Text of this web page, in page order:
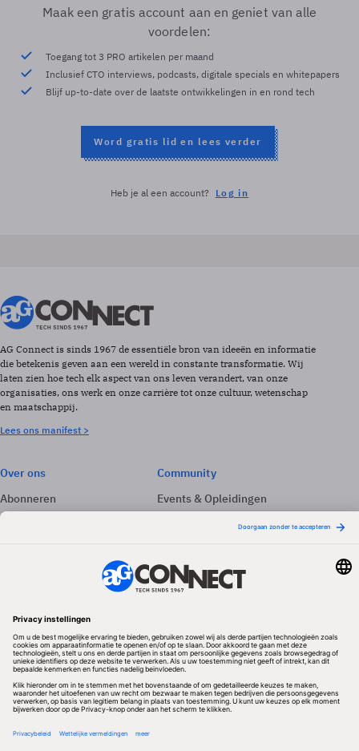
Maak een gratis account aan en geniet van alle
voordelen:
Toegang tot 3 PRO artikelen per maand
Inclusief CTO interviews, podcasts, digitale specials en whitepapers
Blijf up-to-date over de laatste ontwikkelingen in en rond tech
Word gratis lid en lees verder
Heb je al een account? Log in
AG Connect is sinds 1967 de essentiële bron van ideeën en informatie
die betekenis geven aan een wereld in constante transformatie. Wij
laten zien hoe tech elk aspect van ons leven verandert, van onze
organisaties, ons werk en onze carrière tot onze cultuur, wetenschap
en maatschappij.
Lees ons manifest >
Over ons
Abonneren
Adverteren
Community
Events & Opleidingen
Nieuwsbrieven
Volg ons
Redactionele partner